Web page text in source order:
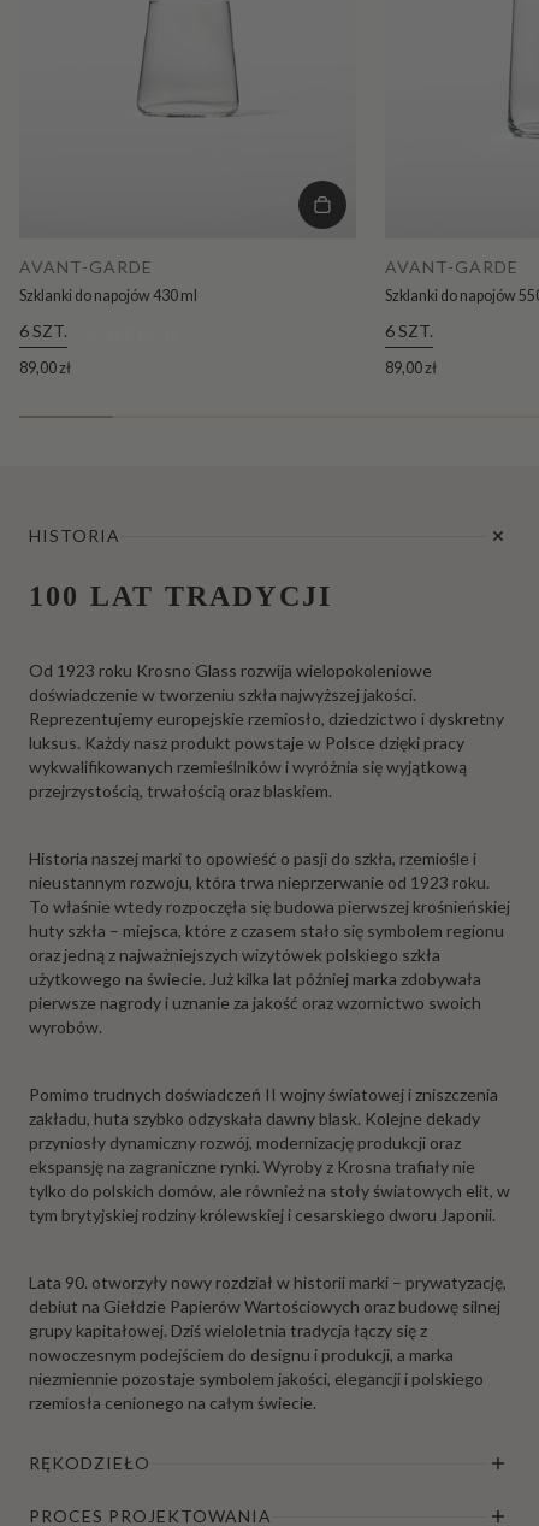
AVANT-GARDE
Szklanki do napojów 430 ml
6 SZT.
89,00 zł
AVANT-GARDE
Szklanki do napojów
6 SZT.
89,00 zł
HISTORIA
100 LAT TRADYCJI
Od 1923 roku Krosno Glass rozwija wielopokoleniowe
doświadczenie w tworzeniu szkła najwyższej jakości.
Reprezentujemy europejskie rzemiosło, dziedzictwo i dyskretny
luksus. Każdy nasz produkt powstaje w Polsce dzięki pracy
wykwalifikowanych rzemieślników i wyróżnia się wyjątkową
przejrzystością, trwałością oraz blaskiem.
Historia naszej marki to opowieść o pasji do szkła, rzemiośle i
nieustannym rozwoju, która trwa nieprzerwanie od 1923 roku.
To właśnie wtedy rozpoczęła się budowa pierwszej krośnieńskiej
huty szkła – miejsca, które z czasem stało się symbolem regionu
oraz jedną z najważniejszych wizytówek polskiego szkła
użytkowego na świecie. Już kilka lat później marka zdobywała
pierwsze nagrody i uznanie za jakość oraz wzornictwo swoich
wyrobów.
Pomimo trudnych doświadczeń II wojny światowej i zniszczenia
zakładu, huta szybko odzyskała dawny blask. Kolejne dekady
przyniosły dynamiczny rozwój, modernizację produkcji oraz
ekspansję na zagraniczne rynki. Wyroby z Krosna trafiały nie
tylko do polskich domów, ale również na stoły światowych elit, w
tym brytyjskiej rodziny królewskiej i cesarskiego dworu Japonii.
Lata 90. otworzyły nowy rozdział w historii marki – prywatyzację,
debiut na Giełdzie Papierów Wartościowych oraz budowę silnej
grupy kapitałowej. Dziś wieloletnia tradycja łączy się z
nowoczesnym podejściem do designu i produkcji, a marka
niezmiennie pozostaje symbolem jakości, elegancji i polskiego
rzemiosła cenionego na całym świecie.
RĘKODZIEŁO
PROCES PROJEKTOWANIA